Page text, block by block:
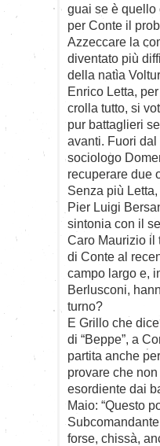
guai se è quello
per Conte il
Azzeccare la
diventato più
della natìa
Enrico Letta,
crolla tutto, si
pur battaglieri
avanti. Fuori dal
sociologo
recuperare due
Senza più
Pier Luigi
sintonia con il
Caro Maurizio il
di Conte al
campo largo e,
Berlusconi,
turno?
E Grillo che
di “Beppe”, a
partita anche
provare che
esordiente dai
Maio: “Questo
forse, chissà,